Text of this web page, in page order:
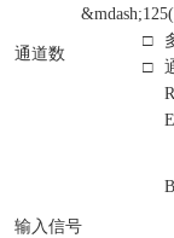
&mdash;
通道数
□
□
输入信号
R
E
B